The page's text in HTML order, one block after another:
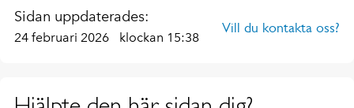
Sidan uppdaterades:
24 februari 2026 klockan 15:38
Vill du kontakta oss?